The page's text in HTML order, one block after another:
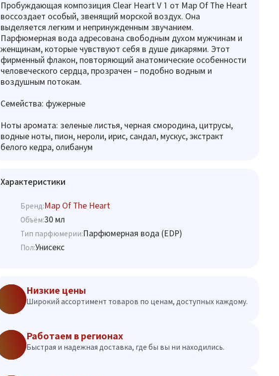
Пробуждающая композиция Clear Heart V 1 от Map Of The Heart
воссоздает особый, звенящий морской воздух. Она
выделяется легким и непринужденным звучанием.
Парфюмерная вода адресована свободным духом мужчинам и
женщинам, которые чувствуют себя в душе дикарями. Этот
фирменный флакон, повторяющий анатомические особенности
человеческого сердца, прозрачен – подобно водным и
воздушным потокам.
Семейства: фужерные
Ноты аромата: зеленые листья, черная смородина, цитрусы,
водные ноты, пион, нероли, ирис, сандал, мускус, экстракт
белого кедра, олибанум
Характеристики
Бренд:Map Of The Heart
Объём:30 мл
Тип парфюмерии:Парфюмерная вода (EDP)
Пол:Унисекс
Низкие цены
Широкий ассортимент товаров по ценам, доступных каждому.
Работаем в регионах
Быстрая и надежная доставка, где бы вы ни находились.